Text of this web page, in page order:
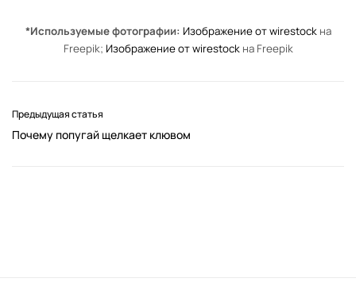
*Используемые фотографии: Изображение от wirestockна
Freepik; Изображение от wirestockна Freepik
Предыдущая статья
Почему попугай щелкает клювом